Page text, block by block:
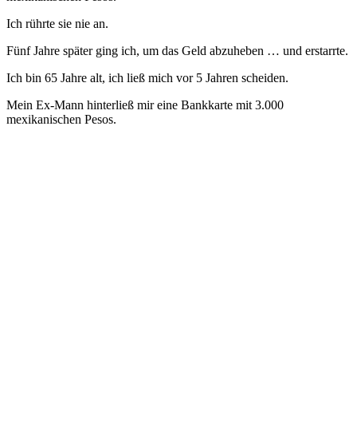
Ich rührte sie nie an.
Fünf Jahre später ging ich, um das Geld abzuheben … und erstarrte.
Ich bin 65 Jahre alt, ich ließ mich vor 5 Jahren scheiden.
Mein Ex-Mann hinterließ mir eine Bankkarte mit 3.000
mexikanischen Pesos.